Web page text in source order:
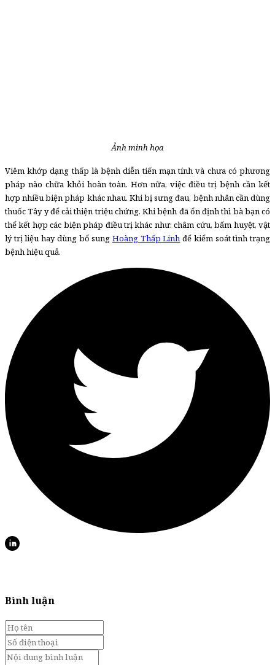
Ảnh minh họa
Viêm khớp dạng thấp là bệnh diễn tiến mạn tính và chưa có phương
pháp nào chữa khỏi hoàn toàn. Hơn nữa, việc điều trị bệnh cần kết
hợp nhiều biện pháp khác nhau. Khi bị sưng đau, bệnh nhân cần dùng
thuốc Tây y để cải thiện triệu chứng. Khi bệnh đã ổn định thì bà bạn có
thể kết hợp các biện pháp điều trị khác như: châm cứu, bấm huyệt, vật
lý trị liệu hay dùng bổ sung Hoàng Thấp Linh để kiểm soát tình trạng
bệnh hiệu quả.
Bình luận